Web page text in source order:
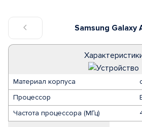
Samsung Galaxy
Материал корпуса
Процессор
Частота процессора (МГц)